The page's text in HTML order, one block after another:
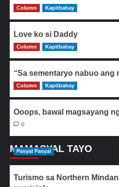
0
Column Kapitbahay
Love ko si Daddy
0
Column Kapitbahay
“Sa sementaryo nabuo ang
0
Column Kapitbahay
Ooops, bawal magsayang
0
MAMASYAL TAYO
Pasyal Pasyal
Turismo sa Northern